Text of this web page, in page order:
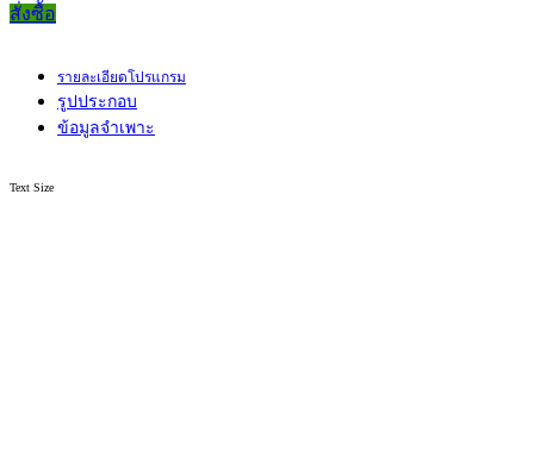
สั่งซื้อ
รายละเอียดโปรแกรม
รูปประกอบ
ข้อมูลจำเพาะ
Text Size